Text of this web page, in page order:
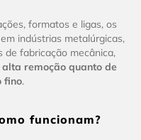
formatos e ligas, os
indústrias metalúrgicas,
fabricação mecânica,
remoção quanto de
fino.
funcionam?